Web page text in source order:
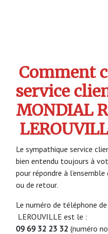
Comment
service
MONDIAL
Le sympathique service
bien entendu toujours à
pour répondre à
ou de retour.
Le numéro de téléphone
LEROUVILLE est le :
09 69 32 23 32 (numéro